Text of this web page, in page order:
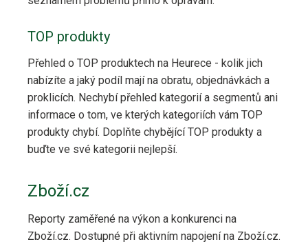
TOP produkty
Přehled o TOP produktech na Heurece - kolik jich
nabízíte a jaký podíl mají na obratu, objednávkách a
proklicích. Nechybí přehled kategorií a segmentů ani
informace o tom, ve kterých kategoriích vám TOP
produkty chybí. Doplňte chybějící TOP produkty a
buďte ve své kategorii nejlepší.
Zboží.cz
Reporty zaměřené na výkon a konkurenci na
Zboží.cz. Dostupné při aktivním napojení na Zboží.cz.